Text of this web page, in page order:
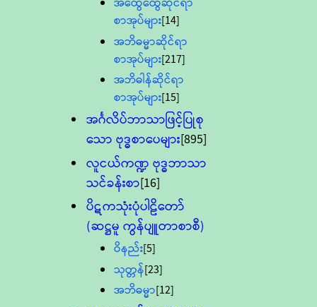
စာအုပ်များ[14]
အဘိဓမ္မာဆိုင်ရာ
စာအုပ်များ[217]
အဘိဓါန်ဆိုင်ရာ
စာအုပ်များ[15]
အင်္ဂလိပ်ဘာသာဖြင့်ပြုစု
သော ဗုဒ္ဓစာပေများ[895]
လူငယ်ကဏ္ဍ ဗုဒ္ဓဘာသာ
သင်ခန်းစာ[16]
ပိဋကသုံးပုံပါဠိတော်
(ဆဋ္ဌမူ ကွန်ပျူတာစာစီ)
ဝိနည်း[5]
သုတ္တန်[23]
အဘိဓမ္မာ[12]